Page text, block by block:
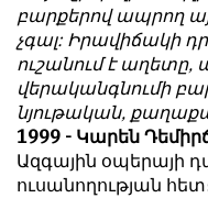
բարքերով ապրող
չգալ: Իրավիճակի
ուշանում է աղետը,
վերականգնումի
նյութական,
1999 - Կարեն
Ազգային օպերայի
ուսանողության